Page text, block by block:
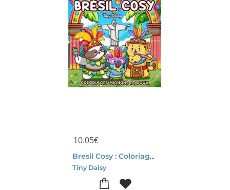
10,05€
Bresil Cosy : Coloriages Mignons Et Doux
Tiny Daisy